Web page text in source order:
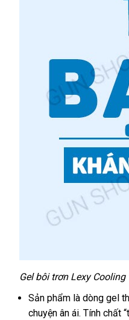
Gel bôi trơn Lexy Cooling
Sản phẩm là dòng gel
chuyện ân áiđăng
. Tính chất